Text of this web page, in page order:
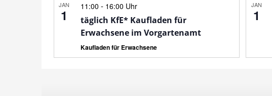
JAN
1
11:00 - 16:00 Uhr
täglich KfE* Kaufladen für
Erwachsene im Vorgartenamt
Kaufladen für Erwachsene
JAN
1